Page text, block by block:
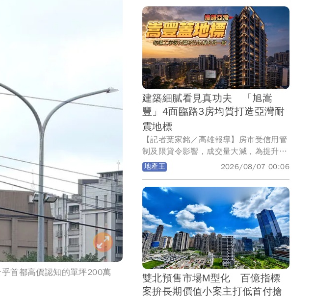
首都高價認知的單坪200萬
雄鷹，於年度主題活動「鷹樂祭」舉辦
「興連城品牌日」，以實質行動投入高雄
體育賽事，陪伴港都首支在地職棒球隊成
長，而興連城總經理周惠賓除延續前2年
在球場開球，未來將致力關懷基層棒球，
為國家培育更多希望種子，將建商品牌深
耕南台灣。
建築細膩看見真功夫 「旭嵩
豐」4面臨路3房均質打造亞灣耐
震地標
【記者葉家銘／高雄報導】房市受信用管
制及限貸令影響，成交量大減，為提升買
氣，市場充斥著琳琅滿目行銷手法，然而
對購屋族而言，買房非買菜，如何將預算
放在對的標的物，地段是否具獨特性，產
品力能否保值抗跌，更重要的建商品牌能
否禁得起時間淬鍊，才是購屋依據。在高
雄建商中主打「量少質精」嵩豐建設，延
續過去推案特點，首跨南高雄就選在亞灣
「萬家福量販光華店」旁，推出大樓成屋
案「旭嵩豐」，基地4面臨路，單層4戶均
邊間，九宮格結構搭配日本住友制震，戶
數單純、最適規模、頂規建材，購屋一次
到位。
地產王 2026/08/07 00:06
雙北預售市場M型化 百億指標
案拚長期價值小案主打低首付搶